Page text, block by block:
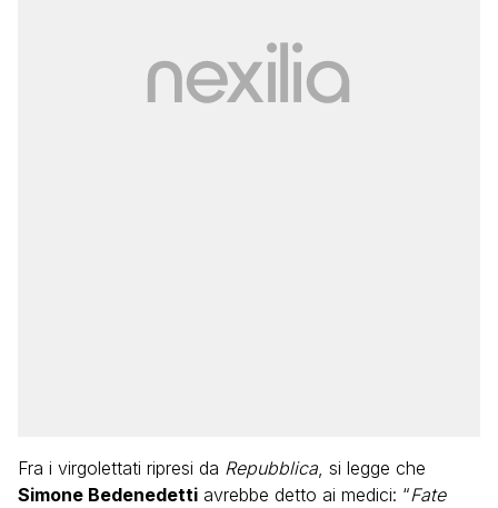
Fra i virgolettati ripresi da Repubblica , si legge che
Simone Bedenedetti avrebbe detto ai medici: “Fate